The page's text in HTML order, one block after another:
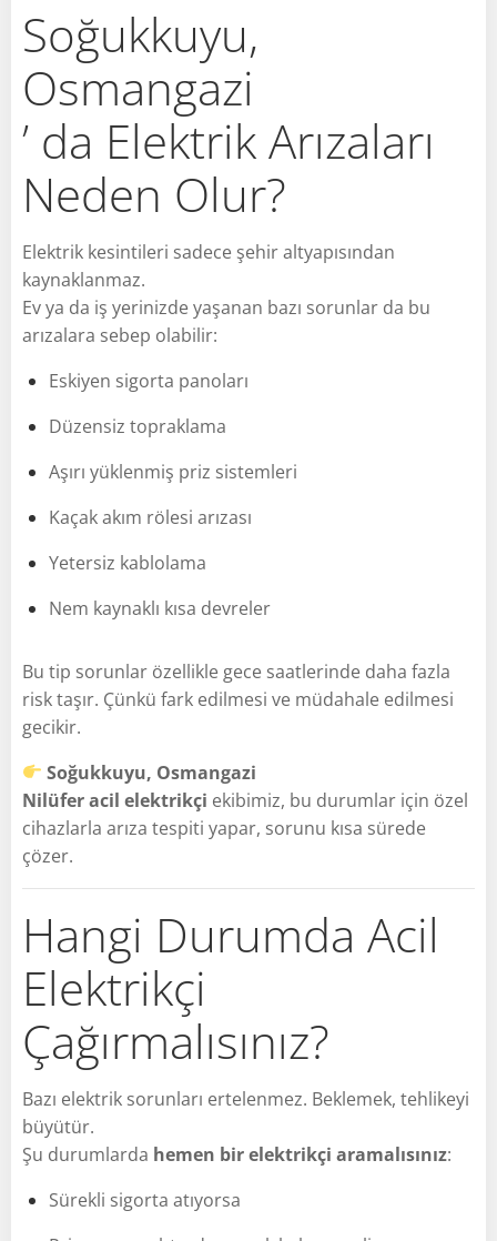
Soğukkuyu,
Osmangazi
’ da Elektrik Arızaları
Neden Olur?
Elektrik kesintileri sadece şehir altyapısından
kaynaklanmaz.
Ev ya da iş yerinizde yaşanan bazı sorunlar da bu
arızalara sebep olabilir:
Eskiyen sigorta panoları
Düzensiz topraklama
Aşırı yüklenmiş priz sistemleri
Kaçak akım rölesi arızası
Yetersiz kablolama
Nem kaynaklı kısa devreler
Bu tip sorunlar özellikle gece saatlerinde daha fazla
risk taşır. Çünkü fark edilmesi ve müdahale edilmesi
gecikir.
Soğukkuyu, Osmangazi
Nilüfer acil elektrikçi ekibimiz, bu durumlar için özel
cihazlarla arıza tespiti yapar, sorunu kısa sürede
çözer.
Hangi Durumda Acil
Elektrikçi
Çağırmalısınız?
Bazı elektrik sorunları ertelenmez. Beklemek, tehlikeyi
büyütür.
Şu durumlarda hemen bir elektrikçi aramalısınız:
Sürekli sigorta atıyorsa